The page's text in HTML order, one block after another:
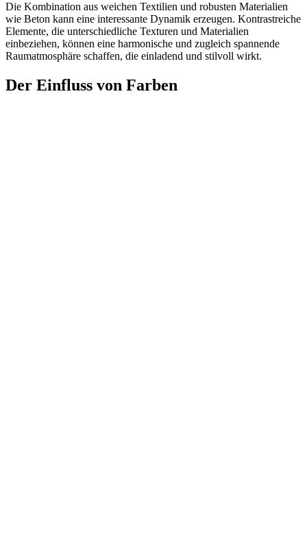
Die Kombination aus weichen Textilien und robusten Materialien
wie Beton kann eine interessante Dynamik erzeugen. Kontrastreiche
Elemente, die unterschiedliche Texturen und Materialien
einbeziehen, können eine harmonische und zugleich spannende
Raumatmosphäre schaffen, die einladend und stilvoll wirkt.
Der Einfluss von Farben